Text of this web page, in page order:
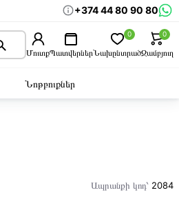
+374 44 80 90 80
ՄուտքՊատվերներՆախընտրած
0
Զամբյուղ
0
Նոթբուքներ
Ապրանքի կոդ՝ 2084